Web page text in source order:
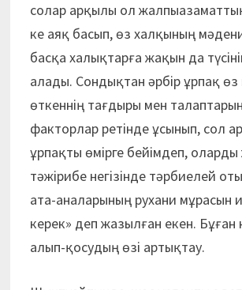
солар арқылы ол
ке аяқ басып, өз халқының мәде­ни
басқа халықтарға жақын да
алады. Сондықтан әрбір ұрпақ өз
өткеннің тағдыры мен
факторлар ретінде ұсы­нып, сол
ұрпақты өмірге бейімдеп,
тәжірибе негі­зінде тәрбиелей
ата-аналарының рухани мұрасын
керек» деп жазылған екен. Бұған
алып-қосудың өзі артықтау.